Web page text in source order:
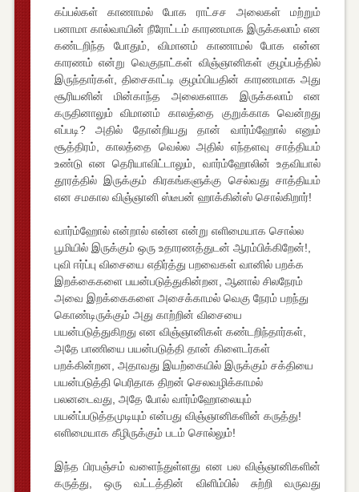
கப்பல்கள் காணாமல் போக ராட்சச அலைகள் மற்றும்
பனாமா கால்வாயின் நீரோட்டம் காரணமாக இருக்கலாம் என
கண்டறிந்த போதும், விமானம் காணாமல் போக என்ன
காரணம் என்று வெகுநாட்கள் விஞ்ஞானிகள் குழப்பத்தில்
இருந்தார்கள், திசைகாட்டி குழம்பியதின் காரணமாக அது
சூரியனின் மின்காந்த அலைகளாக இருக்கலாம் என
கருதினாலும் விமானம் காலத்தை குறுக்காக வென்றது
எப்படி? அதில் தோன்றியது தான் வார்ம்ஹோல் எனும்
சூத்திரம், காலத்தை வெல்ல அதில் எந்தளவு சாத்தியம்
உண்டு என தெரியாவிட்டாலும், வார்ம்ஹோலின் உதவியால்
தூரத்தில் இருக்கும் கிரகங்களுக்கு செல்வது சாத்தியம்
என சமகால விஞ்ஞானி ஸ்டீபன் ஹாக்கின்ஸ் சொல்கிறார்!
வார்ம்ஹோல் என்றால் என்ன என்று எளிமையாக சொல்ல
பூமியில் இருக்கும் ஒரு உதாரணத்துடன் ஆரம்பிக்கிறேன்!,
புவி ஈர்ப்பு விசையை எதிர்த்து பறவைகள் வானில் பறக்க
இறக்கைகளை பயன்படுத்துகின்றன, ஆனால் சிலநேரம்
அவை இறக்கைகளை அசைக்காமல் வெகு நேரம் பறந்து
கொண்டிருக்கும் அது காற்றின் விசையை
பயன்படுத்துகிறது என விஞ்ஞானிகள் கண்டறிந்தார்கள்,
அதே பாணியை பயன்படுத்தி தான் கிளைடர்கள்
பறக்கின்றன, அதாவது இயற்கையில் இருக்கும் சக்தியை
பயன்படுத்தி பெரிதாக திறன் செலவழிக்காமல்
பலனடைவது, அதே போல் வார்ம்ஹோலையும்
பயன்ப்படுத்தமுடியும் என்பது விஞ்ஞானிகளின் கருத்து!
எளிமையாக கீழிருக்கும் படம் சொல்லும்!
இந்த பிரபஞ்சம் வளைந்துள்ளது என பல விஞ்ஞானிகளின்
கருத்து, ஒரு வட்டத்தின் விளிம்பில் சுற்றி வருவது